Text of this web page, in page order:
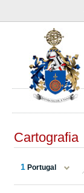
Cartografia
1 Portugal